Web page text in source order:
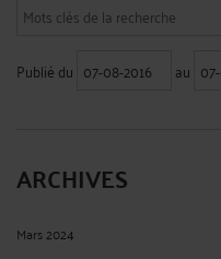
Publié du au
ARCHIVES
Mars 2024